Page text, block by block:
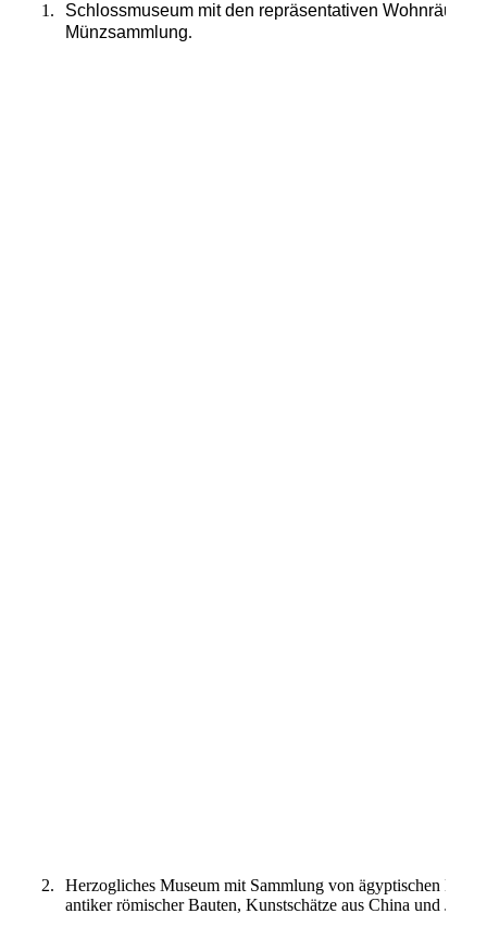
1 .
Schlossmuseum mit den repräsentativen
Münzsammlung.
2.
Herzogliches Museum mit Sammlung von ägyptischen
antiker römischer Bauten, Kunstschätze aus China und